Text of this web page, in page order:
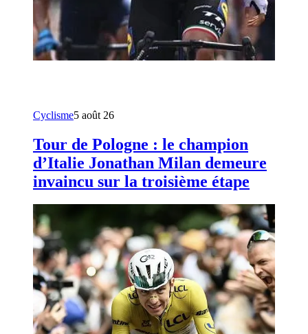
Cyclisme5 août 26
Tour de Pologne : le champion
d’Italie Jonathan Milan demeure
invaincu sur la troisième étape